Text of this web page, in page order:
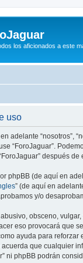
los aficionados a este
uso
adelante “nosotros”,
“ForoJaguar”.
después
phpBB (de aquí en
” (de aquí en
y/o
obsceno,
eso provocará que
ayuda para
que cualquier
ni phpBB podrán